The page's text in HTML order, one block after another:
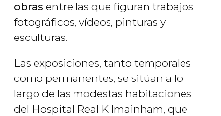
obras entre las que figuran trabajos
fotográficos, vídeos, pinturas y
esculturas.
Las exposiciones, tanto temporales
como permanentes, se sitúan a lo
largo de las modestas habitaciones
del Hospital Real Kilmainham, que